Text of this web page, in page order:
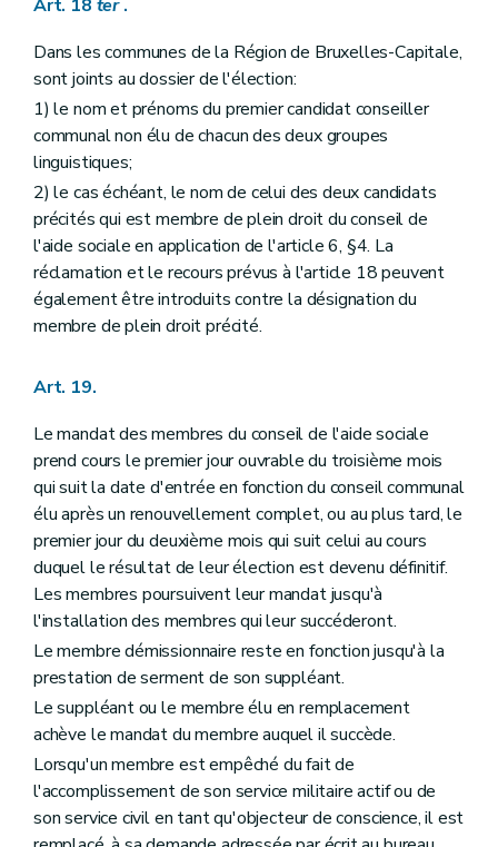
Art. 18 ter.
Dans les communes de la Région de Bruxelles-Capitale,
sont joints au dossier de l'élection:
1) le nom et prénoms du premier candidat conseiller
communal non élu de chacun des deux groupes
linguistiques;
2) le cas échéant, le nom de celui des deux candidats
précités qui est membre de plein droit du conseil de
l'aide sociale en application de l'article 6, §4. La
réclamation et le recours prévus à l'article 18 peuvent
également être introduits contre la désignation du
membre de plein droit précité.
Art. 19.
Le mandat des membres du conseil de l'aide sociale
prend cours le premier jour ouvrable du troisième mois
qui suit la date d'entrée en fonction du conseil communal
élu après un renouvellement complet, ou au plus tard, le
premier jour du deuxième mois qui suit celui au cours
duquel le résultat de leur élection est devenu définitif.
Les membres poursuivent leur mandat jusqu'à
l'installation des membres qui leur succéderont.
Le membre démissionnaire reste en fonction jusqu'à la
prestation de serment de son suppléant.
Le suppléant ou le membre élu en remplacement
achève le mandat du membre auquel il succède.
Lorsqu'un membre est empêché du fait de
l'accomplissement de son service militaire actif ou de
son service civil en tant qu'objecteur de conscience, il est